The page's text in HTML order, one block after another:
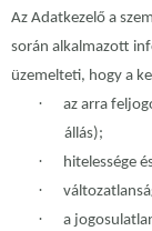
Az Adatkezelő a
során alkalmazott
üzemelteti, hogy a
·
az arra
állás);
· hitelessége
·
·
a